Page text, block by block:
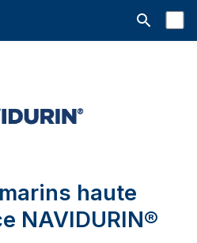
Ouvrir la
haute
NAVIDURIN®